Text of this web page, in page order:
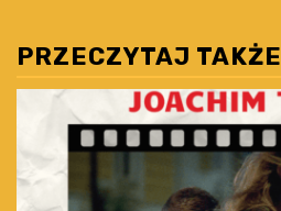
PRZECZYTAJ TAKŻE